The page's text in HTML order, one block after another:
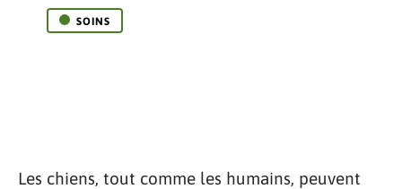
SOINS
Les chiens, tout comme les humains, peuvent